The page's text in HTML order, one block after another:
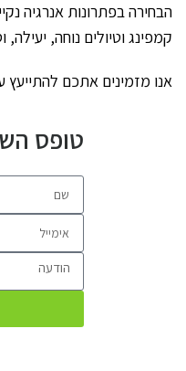
הבחירה בפתרונות אנרגיה
קמפינג וטיולים נוחה, יעילה,
אנו מזמינים אתכם להתייעץ
טופס